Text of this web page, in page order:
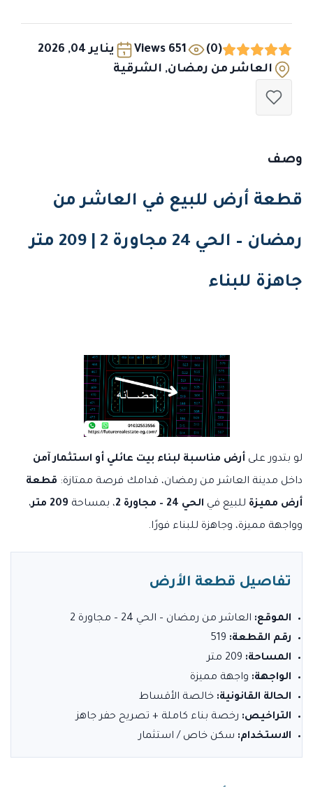
(0)
651 Views
يناير 04, 2026
العاشر من رمضان, الشرقية
وصف
قطعة أرض للبيع في العاشر من
رمضان – الحي 24 مجاورة 2 | 209 متر
جاهزة للبناء
لو بتدور على أرض مناسبة لبناء بيت عائلي أو استثمار آمن
داخل مدينة العاشر من رمضان، قدامك فرصة ممتازة: قطعة
أرض مميزة للبيع في الحي 24 – مجاورة 2 ، بمساحة 209 متر
،
وواجهة مميزة، وجاهزة للبناء فورًا.
تفاصيل قطعة الأرض
الموقع: العاشر من رمضان – الحي 24 – مجاورة 2
رقم القطعة:
المساحة:
الواجهة: واجهة مميزة
الحالة القانونية: خالصة الأقساط
التراخيص: رخصة بناء كاملة + تصريح حفر جاهز
الاستخدام: سكن خاص / استثمار